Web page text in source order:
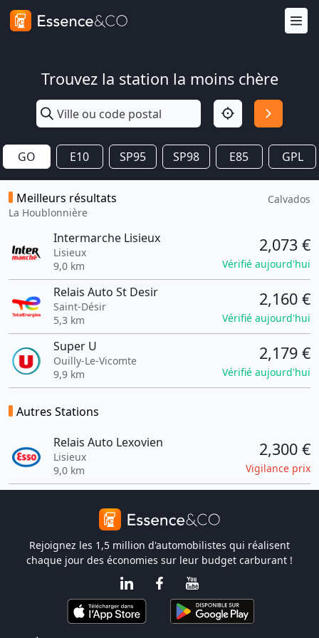
Trouvez la station la moins chère
GO E10 SP95 SP98 E85 GPL
Meilleurs résultats
La Houblonnière
Calvados
Intermarche Lisieux
Lisieux
9,0 km
2,073 €
Vérifié aujourd'hui
Relais Auto St Desir
Saint-Désir
5,3 km
2,160 €
Vérifié aujourd'hui
Super U
Ouilly-Le-Vicomte
9,9 km
2,179 €
Vérifié aujourd'hui
Autres Stations
Relais Auto Lexovien
Lisieux
9,0 km
2,300 €
Vigilance prix
Rejoignez les 1,5 million d'automobilistes qui réalisent
chaque jour des économies sur leur budget carburant !